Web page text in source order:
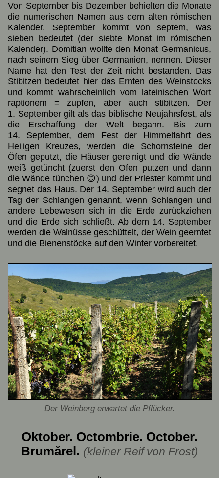
Von September bis Dezember behielten die Monate
die numerischen Namen aus dem alten römischen
Kalender. September kommt von septem, was
sieben bedeutet (der siebte Monat im römischen
Kalender). Domitian wollte den Monat Germanicus,
nach seinem Sieg über Germanien, nennen. Dieser
Name hat den Test der Zeit nicht bestanden. Das
Stibitzen bedeutet hier das Ernten des Weinstocks
und kommt wahrscheinlich vom lateinischen Wort
raptionem = zupfen, aber auch stibitzen. Der
1. September gilt als das biblische Neujahrsfest, als
die Erschaffung der Welt begann. Bis zum
14. September, dem Fest der Himmelfahrt des
Heiligen Kreuzes, werden die Schornsteine der
Öfen geputzt, die Häuser gereinigt und die Wände
weiß getüncht (zuerst den Ofen putzen und dann
die Wände tünchen 😊) und der Priester kommt und
segnet das Haus. Der 14. September wird auch der
Tag der Schlangen genannt, wenn Schlangen und
andere Lebewesen sich in die Erde zurückziehen
und die Erde sich schließt. Ab dem 14. September
werden die Walnüsse geschüttelt, der Wein geerntet
und die Bienenstöcke auf den Winter vorbereitet.
Der Weinberg erwartet die Pflücker.
Oktober. Octombrie. October.
Brumărel. (kleiner Reif von Frost)